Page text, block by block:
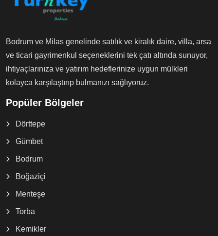
Bodrum ve Milas genelinde satılık ve kiralık daire, villa, arsa
ve ticari gayrimenkul seçeneklerini tek çatı altında sunuyor,
ihtiyaçlarınıza ve yatırım hedeflerinize uygun mülkleri
kolayca karşılaştırıp bulmanızı sağlıyoruz.
Popüler Bölgeler
Dörttepe
Gümbet
Bodrum
Boğaziçi
Menteşe
Torba
Kemikler